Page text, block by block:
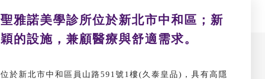
聖雅諾美學診所位於新北市中和區；新
穎的設施，兼顧醫療與舒適需求。
位於新北市中和區員山路591號1樓(久泰皇品)，具有高隱